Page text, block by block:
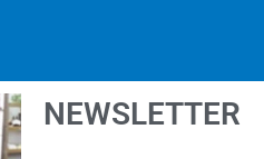
NEWSLETTER